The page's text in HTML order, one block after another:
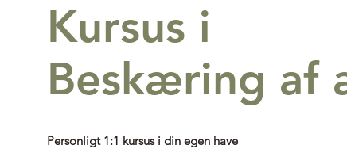
Kursus i
Beskæring
Personligt 1:1 kursus i din egen have